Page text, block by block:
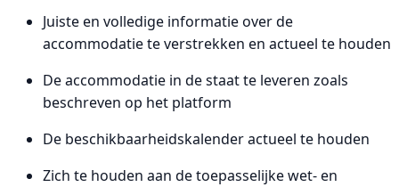
Juiste en volledige informatie over de
accommodatie te verstrekken en actueel te houden
De accommodatie in de staat te leveren zoals
beschreven op het platform
De beschikbaarheidskalender actueel te houden
Zich te houden aan de toepasselijke wet- en